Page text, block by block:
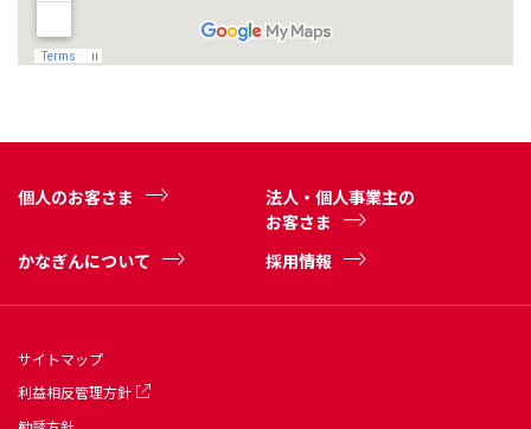
個人のお客さま
法人・個人事業主の
お客さま
かなぎんについて
採用情報
サイトマップ
利益相反管理方針